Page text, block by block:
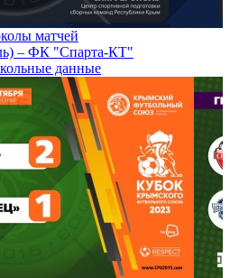
матчей
– ФК "Спарта-КТ"
данные